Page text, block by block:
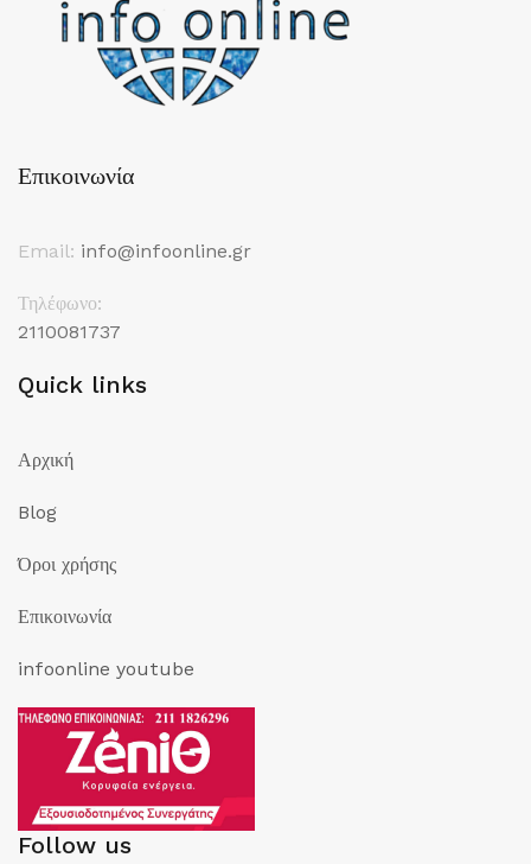
Επικοινωνία
Email: info@infoonline.gr
Τηλέφωνο:
2110081737
Quick links
Αρχική
Blog
Όροι χρήσης
Επικοινωνία
infoonline youtube
Follow us